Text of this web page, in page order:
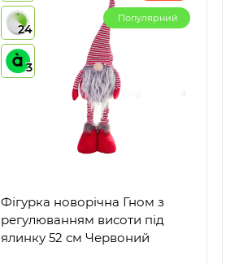
24
3
Популярний
Фігурка новорічна Гном з
регулюванням висоти під
ялинку 52 см Червоний